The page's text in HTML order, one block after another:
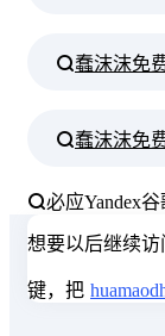
蠢沫沫免
蠢沫沫免
必应Yandex谷
想要以后继续
键，把